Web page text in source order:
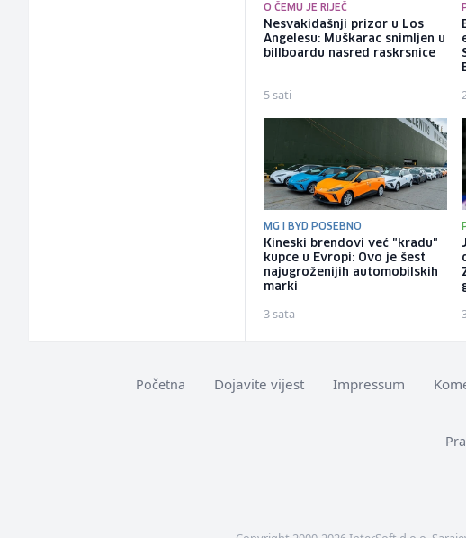
O ČEMU JE RIJEČ
Nesvakidašnji prizor u Los
Angelesu: Muškarac snimljen u
billboardu nasred raskrsnice
5 sati
MG I BYD POSEBNO
Kineski brendovi već "kradu"
kupce u Evropi: Ovo je šest
najugroženijih automobilskih
marki
3 sata
Početna Dojavite vijest Impressum